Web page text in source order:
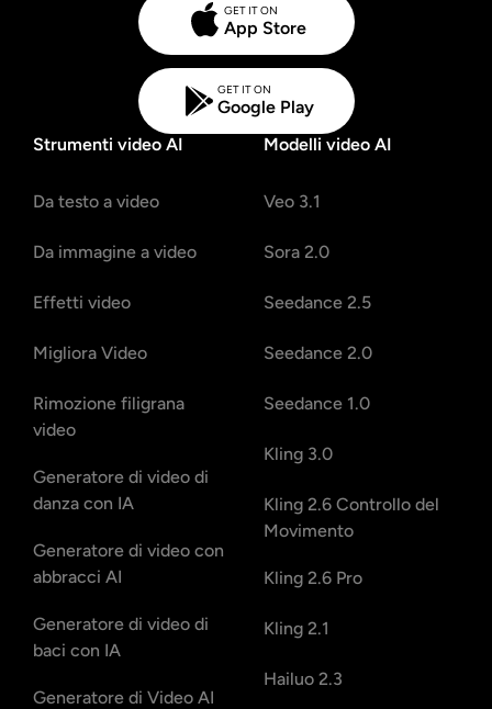
GET IT ON
App Store
GET IT ON
Google Play
Strumenti video AI
Da testo a video
Da immagine a video
Effetti video
Migliora Video
Rimozione filigrana
video
Generatore di video di
danza con IA
Generatore di video con
abbracci AI
Generatore di video di
baci con IA
Generatore di Video AI
Modelli video AI
Veo 3.1
Sora 2.0
Seedance 2.5
Seedance 2.0
Seedance 1.0
Kling 3.0
Kling 2.6 Controllo del
Movimento
Kling 2.6 Pro
Kling 2.1
Hailuo 2.3